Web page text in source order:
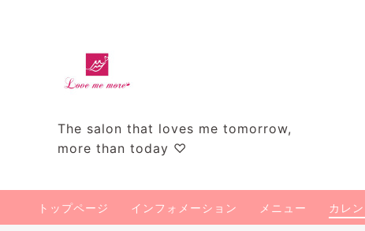
The salon that loves me tomorrow,
more than today ♡
トップページ インフォメーション メニュー カレ